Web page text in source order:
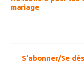
mariage
S'abonner/Se